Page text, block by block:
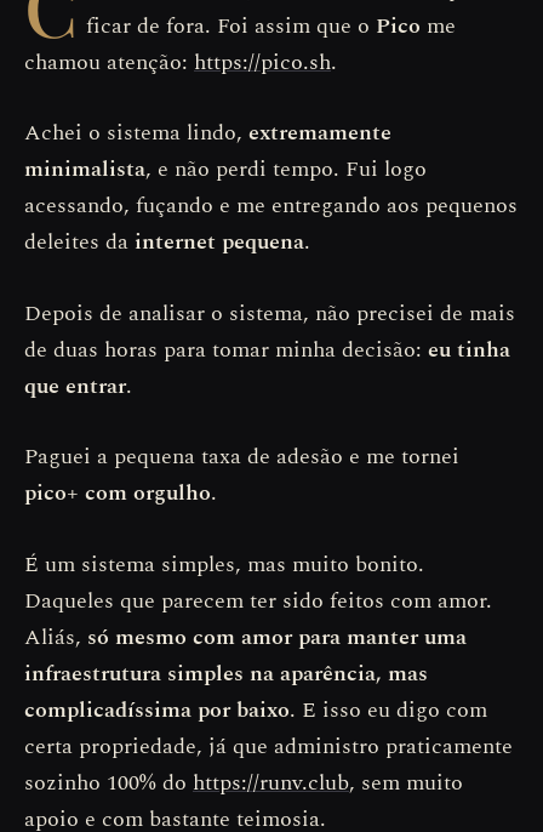
ficar de fora. Foi assim que o Pico me
chamou atenção: https://pico.sh.
Achei o sistema lindo, extremamente
minimalista, e não perdi tempo. Fui logo
acessando, fuçando e me entregando aos pequenos
deleites da internet pequena.
Depois de analisar o sistema, não precisei de mais
de duas horas para tomar minha decisão: eu tinha
que entrar.
Paguei a pequena taxa de adesão e me tornei
pico+ com orgulho.
É um sistema simples, mas muito bonito.
Daqueles que parecem ter sido feitos com amor.
Aliás, só mesmo com amor para manter uma
infraestrutura simples na aparência, mas
complicadíssima por baixo. E isso eu digo com
certa propriedade, já que administro praticamente
sozinho 100% do https://runv.club, sem muito
apoio e com bastante teimosia.